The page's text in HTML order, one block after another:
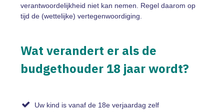
verantwoordelijkheid niet kan nemen. Regel daarom op
tijd de (wettelijke) vertegenwoordiging.
Wat verandert er als de
budgethouder 18 jaar wordt?
Uw kind is vanaf de 18e verjaardag zelf